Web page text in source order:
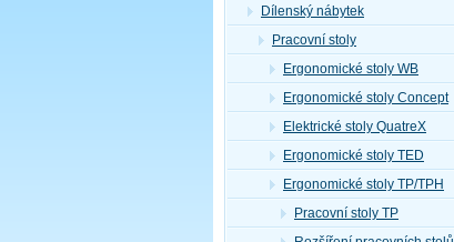
Dílenský nábytek
Pracovní stoly
Ergonomické stoly WB
Ergonomické stoly Concept
Elektrické stoly QuatreX
Ergonomické stoly TED
Ergonomické stoly TP/TPH
Pracovní stoly TP